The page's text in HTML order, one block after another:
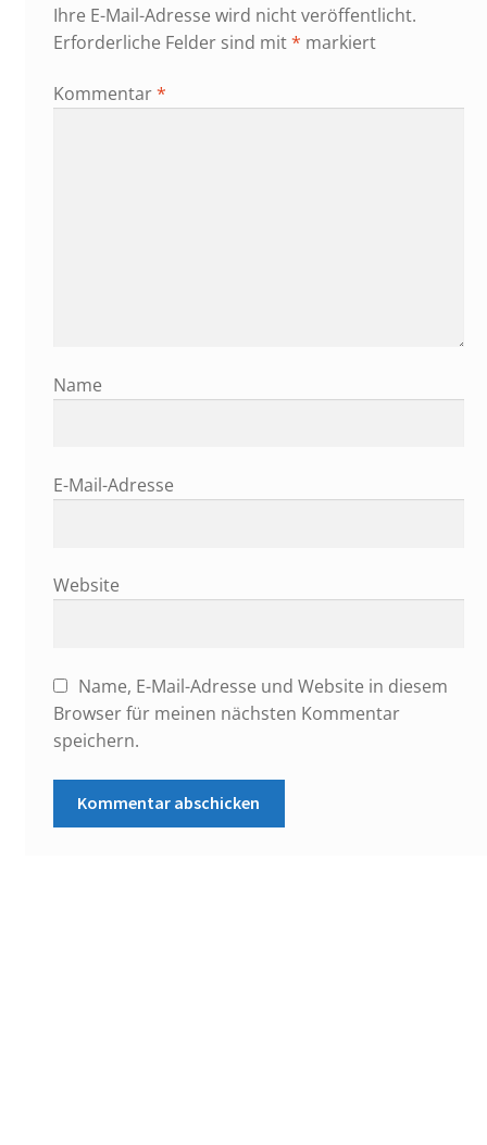
Ihre E-Mail-Adresse wird nicht veröffentlicht.
Erforderliche Felder sind mit* markiert
Kommentar*
Name
E-Mail-Adresse
Website
Name, E-Mail-Adresse und Website in diesem
Browser für meinen nächsten Kommentar
speichern.